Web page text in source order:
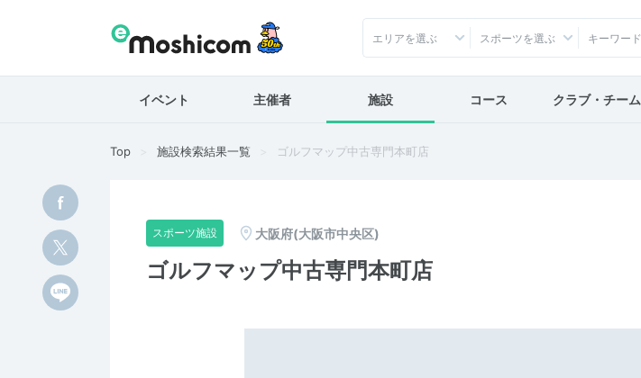
エリアを選ぶ スポーツを選ぶ
イベント 主催者 施設 コース クラブ・チーム
Top 施設検索結果一覧 ゴルフマップ中古専門本町店
スポーツ施設 大阪府(大阪市中央区)
ゴルフマップ中古専門本町店